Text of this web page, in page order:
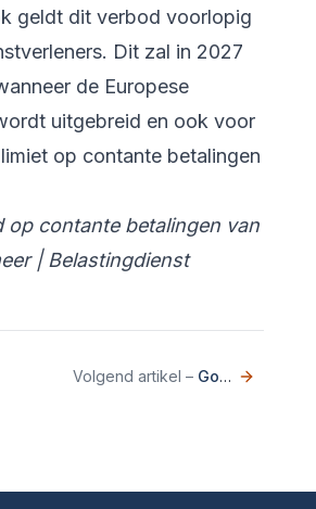
geldt dit verbod voorlopig
Dit zal in 2027
de Europese
uitgebreid en ook voor
op contante betalingen
op contante betalingen van
| Belastingdienst
Volgend artikel – Governance Code Cultuur